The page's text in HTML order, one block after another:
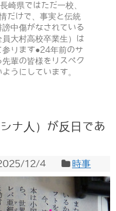
崎県ではただ一校、
だけで、事実と伝統
中傷がなされている
大村高校卒業生）は
ります●24年前のサ
輩の皆様をリスペク
うにしています。
ナ人）が反日であ
12/4 時事